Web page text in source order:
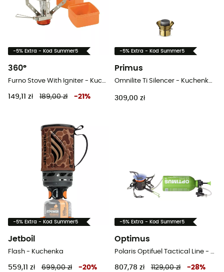
-5% Extra - Kod Summer5
360°
149,11 zł 189,00 zł -21 %
-5% Extra - Kod Summer5
Primus
309,00 zł
-5% Extra - Kod Summer5
Jetboil
Flash - Kuchenka
559,11 zł 699,00 zł -20%
-5% Extra - Kod Summer5
Optimus
807,78 zł 1129,00 zł -28%